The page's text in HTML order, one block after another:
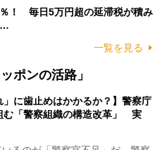
％！ 毎日5万円超の延滞税が積み
…
一覧を見る
ポンの活路」
」に歯止めはかかるか？】警察庁
む「警察組織の構造改革」 実